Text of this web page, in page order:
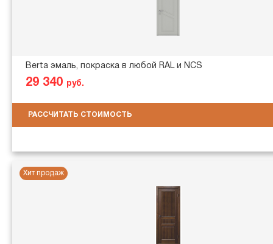
Berta эмаль, покраска в любой RAL и NCS
29 340 руб.
РАССЧИТАТЬ СТОИМОСТЬ
Хит продаж